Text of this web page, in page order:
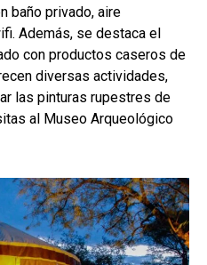
baño privado, aire
Además, se destaca el
con productos caseros de
diversas actividades,
las pinturas rupestres de
al Museo Arqueológico